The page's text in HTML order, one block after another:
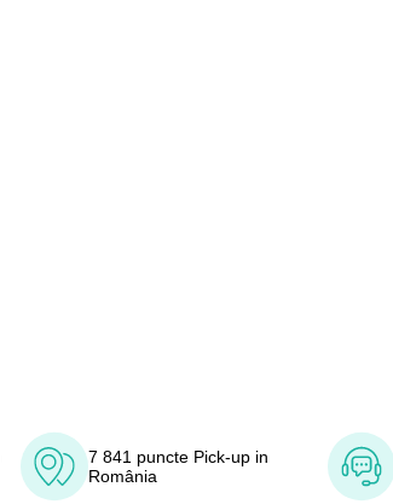
7 841 puncte Pick-up in
România